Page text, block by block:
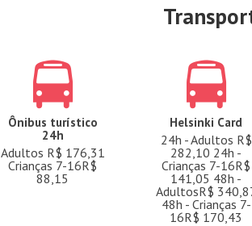
Ônibus turístico
24h
Adultos R$ 176,31
Crianças 7-16R$
88,15
Helsinki Card
24h - Adultos R$
282,10 24h -
Crianças 7-16R$
141,05 48h -
AdultosR$
48h - Crianças 7-
16R$ 170,43